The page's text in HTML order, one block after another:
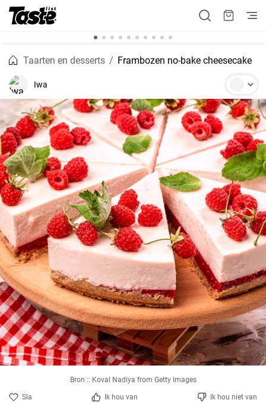
Taarten en desserts Frambozen no-bake cheesecake
Iwa
Bron :: Koval Nadiya from Getty Images
Sla Ik hou van Ik hou niet van